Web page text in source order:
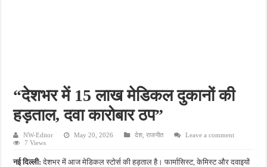
मनगढ़ दर्शन को जा रहे श्रद्धालुओं से भरी पिकअप पेड़ से टकराकर पलटी, 29 घायल सात घायलों
“देशभर में 15 लाख मेडिकल दुकानों की
हड़ताल, दवा कारोबार ठप”
NW-Editor May 20, 2026 देश ,राजनीत
Leave a comment
7 Views
नई दिल्ली: देशभर में आज मेडिकल स्टोर्स की हड़ताल है। फार्मासिस्ट, केमिस्ट और दवाइयों